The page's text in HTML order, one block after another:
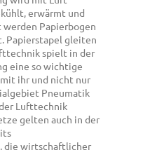
erwärmt und
Papierbogen
Papierstapel gleiten
spielt in der
eine so wichtige
mit ihr und nicht nur
Pneumatik
Lufttechnik
gelten auch in der
die wirtschaftlicher